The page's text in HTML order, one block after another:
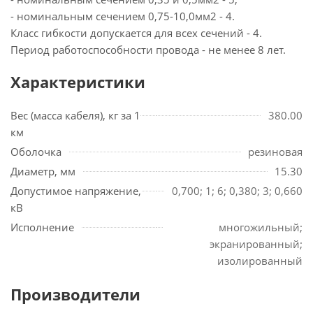
- номинальным сечением 0,75-10,0мм2 - 4.
Класс гибкости допускается для всех сечений - 4.
Период работоспособности провода - не менее 8 лет.
Характеристики
Вес (масса кабеля), кг за 1
км
380.00
Оболочка
резиновая
Диаметр, мм
15.30
Допустимое напряжение,
кВ
0,700; 1; 6; 0,380; 3; 0,660
Исполнение
многожильный;
экранированный;
изолированный
Производители